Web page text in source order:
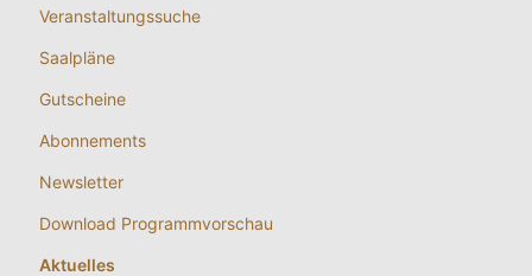
Veranstaltungssuche
Saalpläne
Gutscheine
Abonnements
Newsletter
Download Programmvorschau
Aktuelles